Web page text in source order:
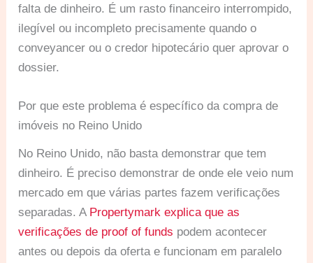
falta de dinheiro. É um rasto financeiro interrompido,
ilegível ou incompleto precisamente quando o
conveyancer ou o credor hipotecário quer aprovar o
dossier.
Por que este problema é específico da compra de
imóveis no Reino Unido
No Reino Unido, não basta demonstrar que tem
dinheiro. É preciso demonstrar de onde ele veio num
mercado em que várias partes fazem verificações
separadas. A Propertymark explica que as
verificações de proof of funds podem acontecer
antes ou depois da oferta e funcionam em paralelo